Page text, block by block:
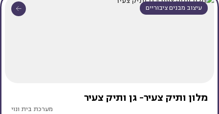
עיצוב מבנים ציבוריים
מלון ותיק צעיר- גן ותיק צעיר
מערכת בית ונוי